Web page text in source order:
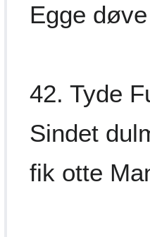
Egge
42. Tyde
Sindet
fik otte